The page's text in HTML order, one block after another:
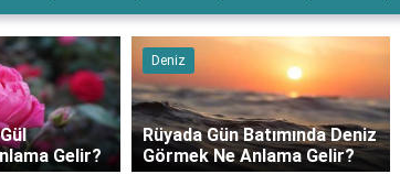
Gelir?
Deniz
Rüyada Gün Batımında Deniz
Görmek Ne Anlama Gelir?